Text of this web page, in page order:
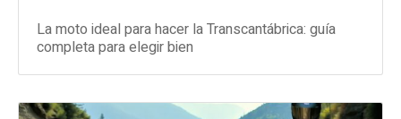
La moto ideal para hacer la Transcantábrica: guía
completa para elegir bien